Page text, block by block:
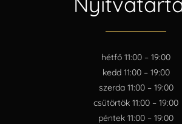
hétfő 11:00 – 19:00
kedd 11:00 – 19:00
szerda 11:00 – 19:00
csütörtök 11:00 – 19:00
péntek 11:00 – 19:00